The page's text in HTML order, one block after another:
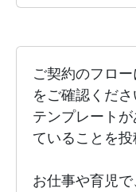
ご契約のフロ
をご確認くださ
テンプレート
ていることを投
お仕事や育児